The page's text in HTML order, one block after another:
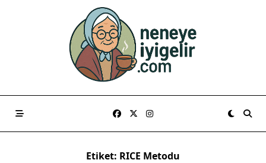
Etiket: RICE Metodu